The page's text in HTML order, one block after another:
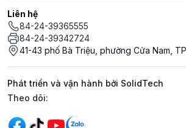
Liên hệ
84-24-39365555
84-24-39342724
41-43 phố Bà Triệu, phường Cửa Nam,
Phát triển và vận hành bởi SolidTech
Mạng xã hội
Theo dõi: